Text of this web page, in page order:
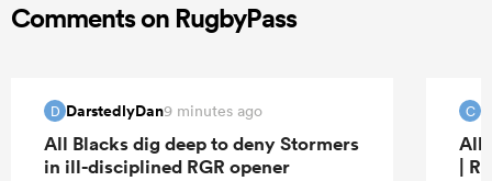
Comments on RugbyPass
D DarstedlyDan9 minutes ago
All Blacks dig deep to deny Stormers
in ill-disciplined RGR opener
C
All
|